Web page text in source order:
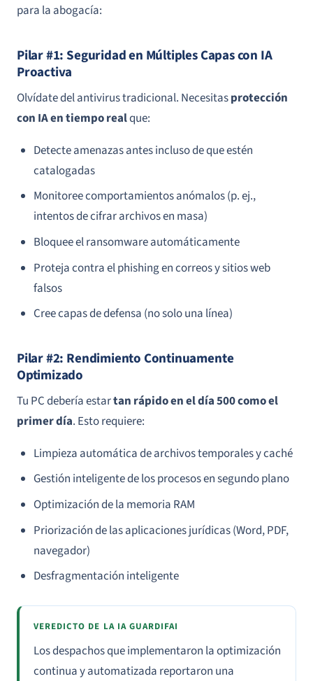
para la abogacía:
Pilar #1: Seguridad en Múltiples Capas con IA
Proactiva
Olvídate del antivirus tradicional. Necesitasprotección
con IA en tiempo realque:
Detecte amenazas antes incluso de que estén
catalogadas
Monitoree comportamientos anómalos (p. ej.,
intentos de cifrar archivos en masa)
Bloquee el ransomware automáticamente
Proteja contra el phishing en correos y sitios web
falsos
Cree capas de defensa (no solo una línea)
Pilar #2: Rendimiento Continuamente
Optimizado
Tu PC debería estartan rápido en el día 500 como el
primer día. Esto requiere:
Limpieza automática de archivos temporales y caché
Gestión inteligente de los procesos en segundo plano
Optimización de la memoria RAM
Priorización de las aplicaciones jurídicas (Word, PDF,
navegador)
Desfragmentación inteligente
VEREDICTO DE LA IA GUARDIFAI
Los despachos que implementaron la optimización
continua y automatizada reportaron una